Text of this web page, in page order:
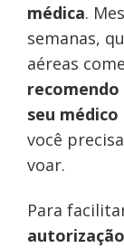
médica.
semanas,
aéreas
seu médico
você
voar.
Para